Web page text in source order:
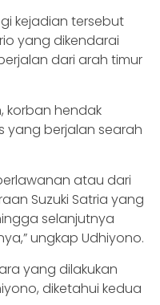
kejadian tersebut
yang dikendarai
dari arah timur
korban hendak
yang berjalan searah
atau dari
Suzuki Satria yang
selanjutnya
ungkap Udhiyono.
yang dilakukan
diketahui kedua